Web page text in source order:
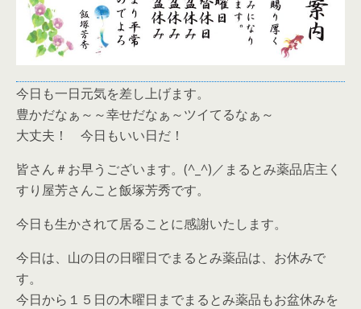
今日も一日元気を差し上げます。
豊かだなぁ～～幸せだなぁ～ツイてるなぁ～
大丈夫！ 今日もいい日だ！
皆さん＃お早うございます。(^_^)／まるとみ薬品店主く
すり屋芳さんこと飯塚芳秀です。
今日も生かされて居ることに感謝いたします。
今日は、山の日の日曜日でまるとみ薬品は、お休みで
す。
今日から１５日の木曜日までまるとみ薬品もお盆休みを